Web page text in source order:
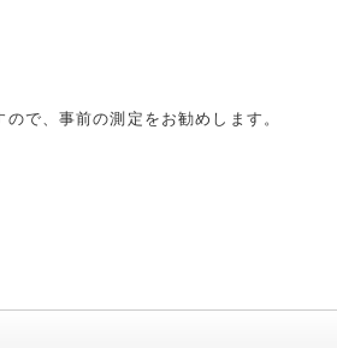
で、事前の測定をお勧めします。